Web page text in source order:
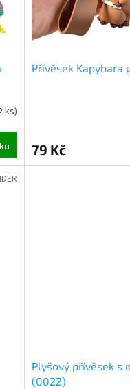
ks)
Přívěsek Kapybara
79 Kč
Plyšový přívěsek s
(0022)